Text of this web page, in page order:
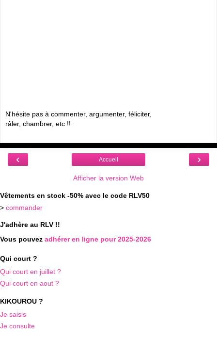
N'hésite pas à commenter, argumenter, féliciter,
râler, chambrer, etc !!
‹ ›
Accueil
Afficher la version Web
Vêtements en stock -50% avec le code RLV50
> commander
J'adhère au RLV !!
Vous pouvez adhérer en ligne pour 2025-2026
Qui court ?
Qui court en juillet ?
Qui court en aout ?
KIKOUROU ?
Je saisis
Je consulte